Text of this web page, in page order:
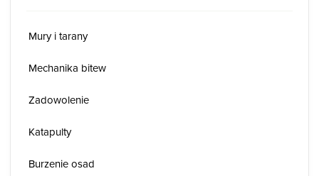
Mury i tarany
Mechanika bitew
Zadowolenie
Katapulty
Burzenie osad